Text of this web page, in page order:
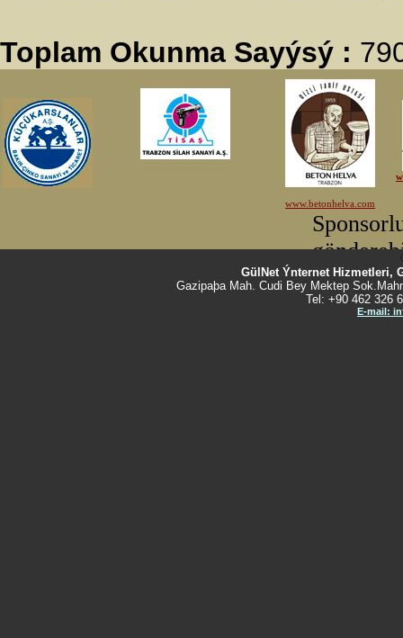
Toplam Okunma Sayýsý :
GülNet Ýnternet Hizmetleri,
Gazipaþa Mah. Cudi Bey Mektep
Tel: +90 462 326
E-mail: